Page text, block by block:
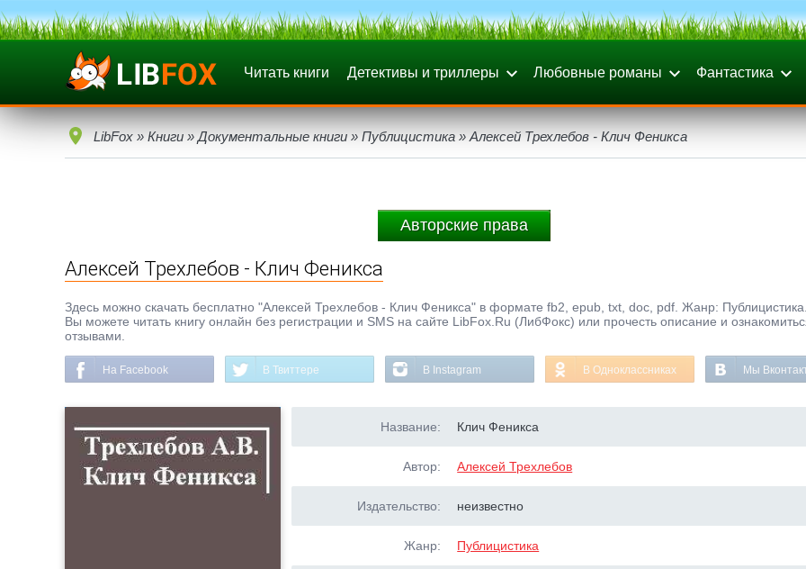
Читать книги Детективы и триллеры Любовные романы Фантастика
LibFox » Книги » Документальные книги » Публицистика » Алексей Трехлебов - Клич Феникса
Авторские права
Алексей Трехлебов - Клич Феникса
Здесь можно скачать бесплатно "Алексей Трехлебов - Клич Феникса" в формате fb2, epub, txt, doc, pdf. Жанр:
Вы можете читать книгу онлайн без регистрации и SMS на сайте LibFox.Ru (ЛибФокс) или прочесть описание и
отзывами.
На Facebook В Твиттере В Instagram В Одноклассниках Мы
Название: Клич Феникса
Автор: Алексей Трехлебов
Издательство: неизвестно
Жанр: Публицистика